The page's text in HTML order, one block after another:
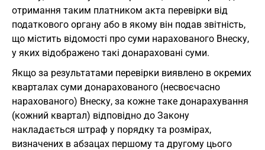
отримання таким платником акта перевірки від
податкового органу або в якому він подав звітність,
що містить відомості про суми нарахованого Внеску,
у яких відображено такі донараховані суми.
Якщо за результатами перевірки виявлено в окремих
кварталах суми донарахованого (несвоєчасно
нарахованого) Внеску, за кожне таке донарахування
(кожний квартал) відповідно до Закону
накладається штраф у порядку та розмірах,
визначених в абзацах першому та другому цього